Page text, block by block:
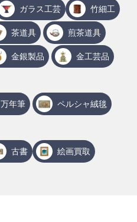
ガラス工芸 竹細工
茶道具 煎茶道具
金銀製品 金工芸品
万年筆 ペルシャ絨毯
古書 絵画買取